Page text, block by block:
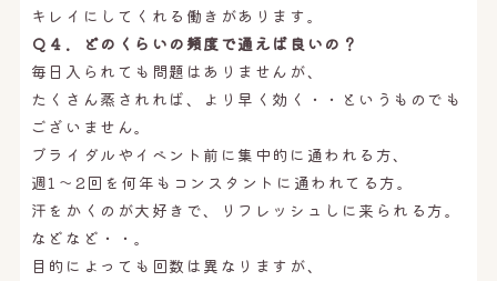
キレイにしてくれる働きがあります。
Ｑ４．どのくらいの頻度で通えば良いの？
毎日入られても問題はありませんが、
たくさん蒸されれば、より早く効く・・というものでも
ございません。
ブライダルやイベント前に集中的に通われる方、
週1〜2回を何年もコンスタントに通われてる方。
汗をかくのが大好きで、リフレッシュしに来られる方。
などなど・・。
目的によっても回数は異なりますが、